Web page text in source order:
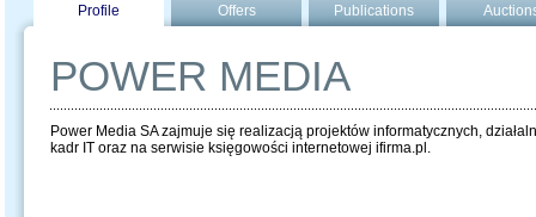
Profile Offers Publications
POWER MEDIA
Power Media SA zajmuje się realizacją projektów informatycznych,
kadr IT oraz na serwisie księgowości internetowej ifirma.pl.